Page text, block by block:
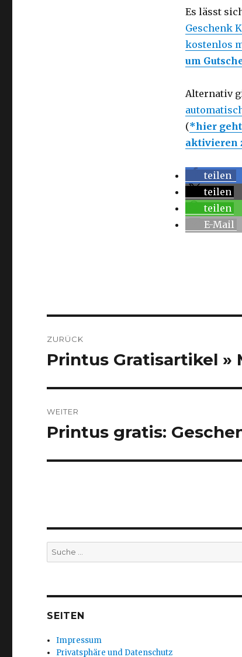
Es lässt
Geschenk
kostenlos
um
Alternativ
(*hier
aktivieren
teilen
teilen
teilen
E-Mail
ZURÜCK
Vorheriger
Printus Gratisartikel »
WEITER
Nächster
Printus gratis:
Suche
nach:
SEITEN
Impressum
Privatsphäre und Datenschutz